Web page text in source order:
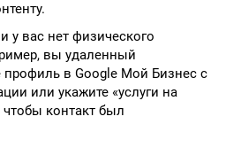
у вас нет физического
вы удаленный
профиль в Google Мой Бизнес с
или укажите «услуги на
контакт был